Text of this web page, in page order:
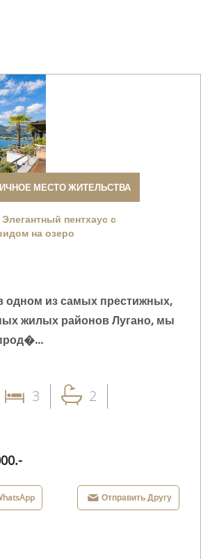
МЕСТО ЖИТЕЛЬСТВА
пентхаус с
на озеро
одном из самых престижных,
жилых районов Лугано, мы
3 2
Отправить Другу